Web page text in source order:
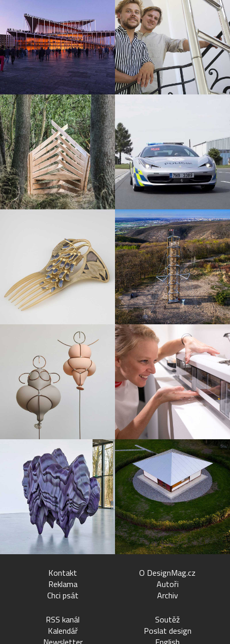
Kontakt
Reklama
Chci psát
O DesignMag.cz
Autoři
Archiv
RSS kanál
Kalendář
Soutěž
Poslat design